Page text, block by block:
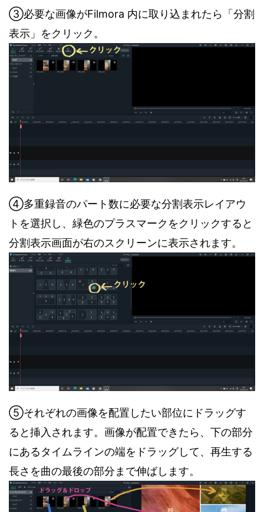
③必要な画像がFilmora 内に取り込まれたら「分割
表示」をクリック。
④多重録音のパート数に必要な分割表示レイアウ
トを選択し、緑色のプラスマークをクリックすると
分割表示画面が右のスクリーンに表示されます。
⑤それぞれの画像を配置したい部位にドラッグす
ると挿入されます。画像が配置できたら、下の部分
にあるタイムラインの端をドラッグして、再生する
長さを曲の最後の部分まで伸ばします。